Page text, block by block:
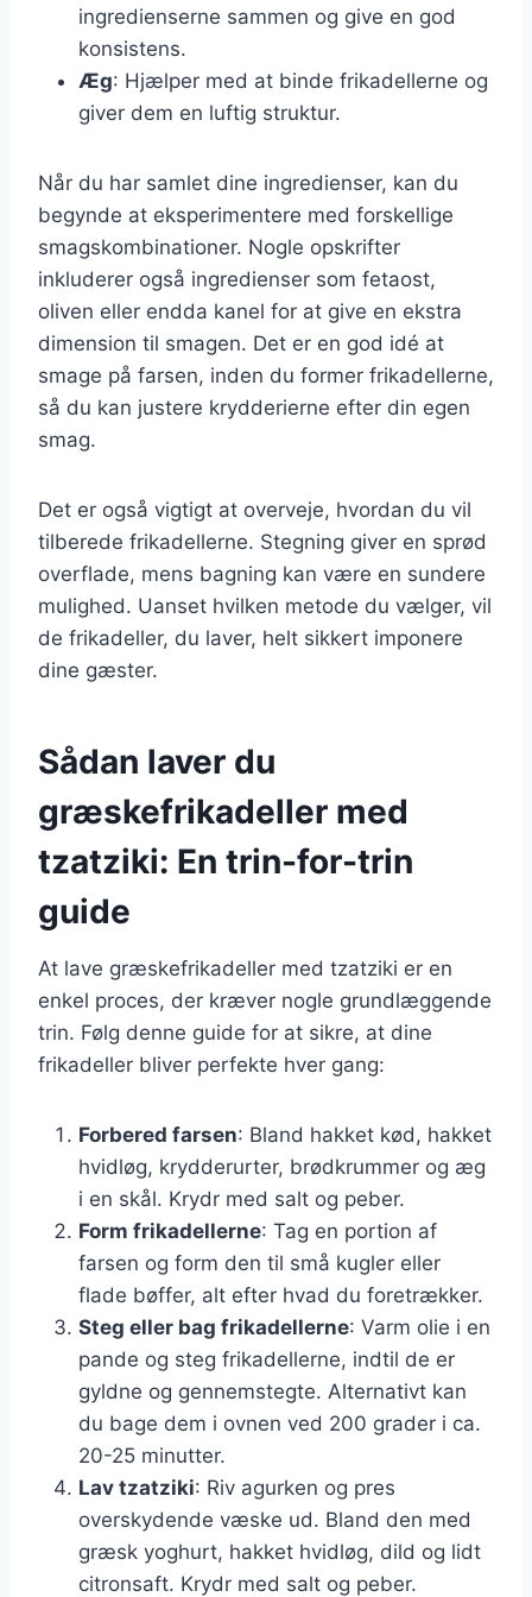
ingredienserne sammen og give en god
konsistens.
Æg: Hjælper med at binde frikadellerne og
giver dem en luftig struktur.
Når du har samlet dine ingredienser, kan du
begynde at eksperimentere med forskellige
smagskombinationer. Nogle opskrifter
inkluderer også ingredienser som fetaost,
oliven eller endda kanel for at give en ekstra
dimension til smagen. Det er en god idé at
smage på farsen, inden du former frikadellerne,
så du kan justere krydderierne efter din egen
smag.
Det er også vigtigt at overveje, hvordan du vil
tilberede frikadellerne. Stegning giver en sprød
overflade, mens bagning kan være en sundere
mulighed. Uanset hvilken metode du vælger, vil
de frikadeller, du laver, helt sikkert imponere
dine gæster.
Sådan laver du
græskefrikadeller med
tzatziki: En trin-for-trin
guide
At lave græskefrikadeller med tzatziki er en
enkel proces, der kræver nogle grundlæggende
trin. Følg denne guide for at sikre, at dine
frikadeller bliver perfekte hver gang:
Forbered farsen: Bland hakket kød, hakket
hvidløg, krydderurter, brødkrummer og æg
i en skål. Krydr med salt og peber.
Form frikadellerne: Tag en portion af
farsen og form den til små kugler eller
flade bøffer, alt efter hvad du foretrækker.
Steg eller bag frikadellerne: Varm olie i en
pande og steg frikadellerne, indtil de er
gyldne og gennemstegte. Alternativt kan
du bage dem i ovnen ved 200 grader i ca.
20-25 minutter.
Lav tzatziki: Riv agurken og pres
overskydende væske ud. Bland den med
græsk yoghurt, hakket hvidløg, dild og lidt
citronsaft. Krydr med salt og peber.